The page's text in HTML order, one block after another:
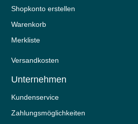
Shopkonto erstellen
Warenkorb
Merkliste
Versandkosten
Unternehmen
Kundenservice
Zahlungsmöglichkeiten